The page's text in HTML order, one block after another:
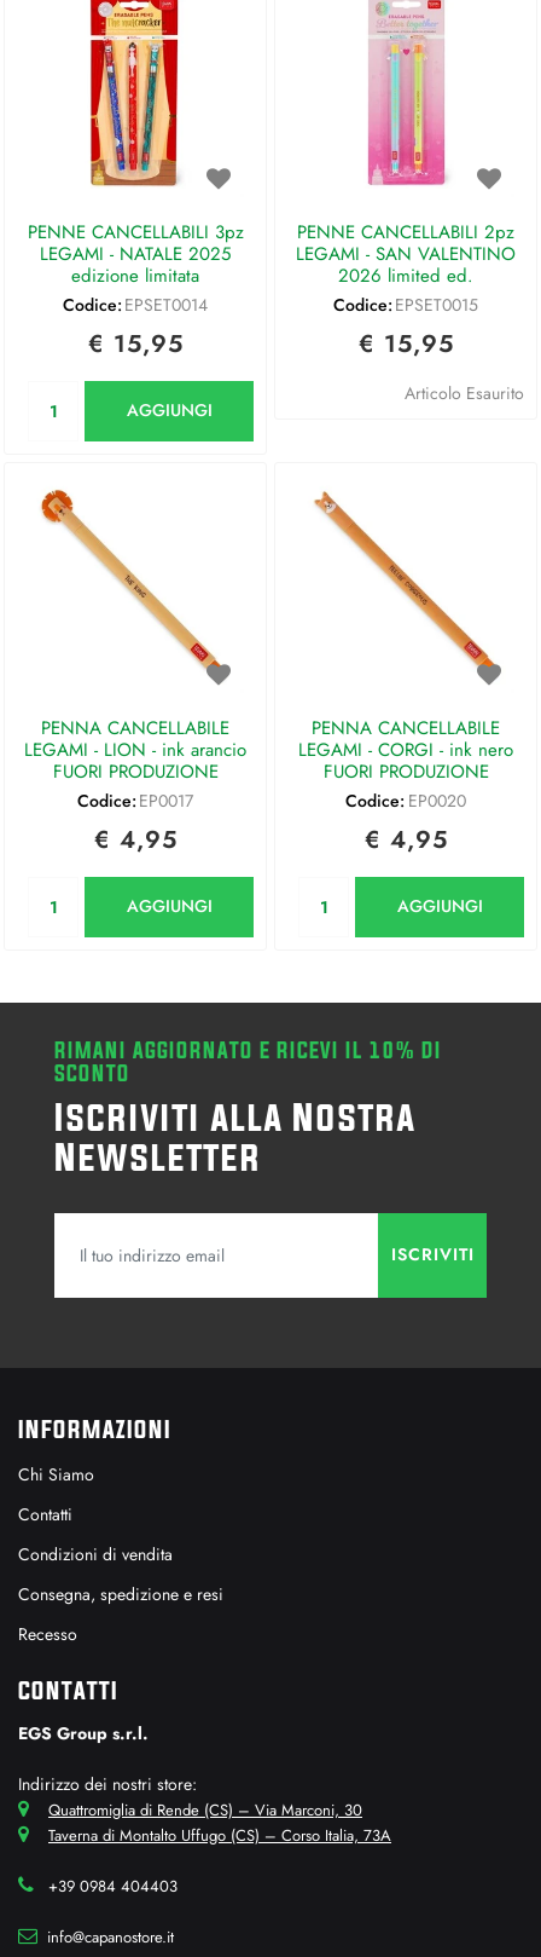
PENNE CANCELLABILI 3pz
LEGAMI - NATALE 2025
edizione limitata
Codice: EPSET0014
€ 15,95
AGGIUNGI
PENNE CANCELLABILI 2pz
LEGAMI - SAN VALENTINO
2026 limited ed.
Codice: EPSET0015
€ 15,95
Articolo Esaurito
PENNA CANCELLABILE
LEGAMI - LION - ink arancio
FUORI PRODUZIONE
Codice: EP0017
€ 4,95
AGGIUNGI
PENNA CANCELLABILE
LEGAMI - CORGI - ink nero
FUORI PRODUZIONE
Codice: EP0020
€ 4,95
AGGIUNGI
RIMANI AGGIORNATO E RICEVI IL 10% DI
SCONTO
Iscriviti alla Nostra
Newsletter
INFORMAZIONI
Chi Siamo
Contatti
Condizioni di vendita
Consegna, spedizione e resi
Recesso
CONTATTI
EGS Group s.r.l.
Indirizzo dei nostri store:
Quattromiglia di Rende (CS) – Via Marconi, 30
Taverna di Montalto Uffugo (CS) – Corso Italia, 73A
+39 0984 404403
info@capanostore.it